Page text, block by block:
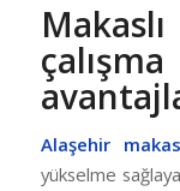
Alaşehir
yükselme